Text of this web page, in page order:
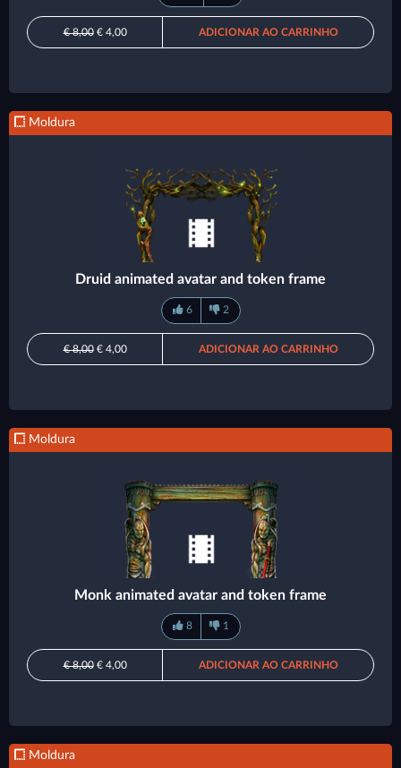
€ 8,00€ 4,00 ADICIONAR AO CARRINHO
Moldura
Druid animated avatar and token frame
6 2
€ 8,00€ 4,00 ADICIONAR AO CARRINHO
Moldura
Monk animated avatar and token frame
8 1
€ 8,00€ 4,00 ADICIONAR AO CARRINHO
Moldura